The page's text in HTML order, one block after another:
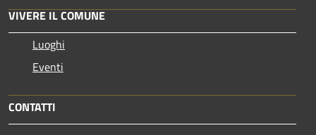
VIVERE IL COMUNE
Luoghi
Eventi
CONTATTI